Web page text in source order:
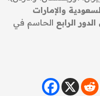
والإمارات
الرابع الحاسم في